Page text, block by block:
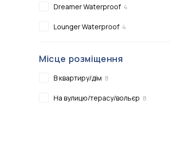
Dreamer Waterproof 4
Lounger Waterproof 4
Місце розміщення
В квартиру/дім 8
На вулицю/терасу/вольєр 8